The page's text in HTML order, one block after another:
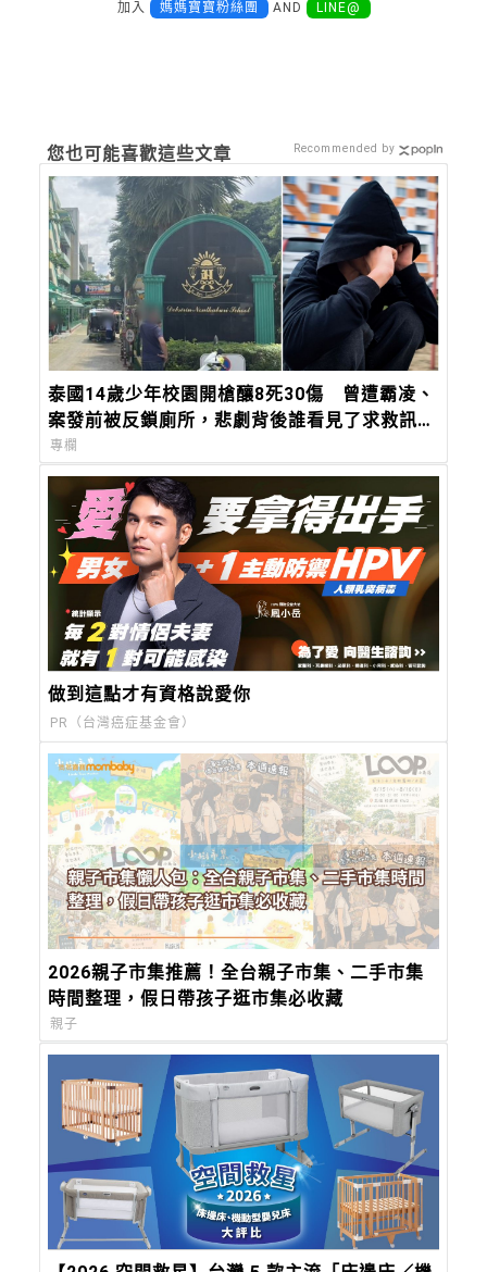
加入 媽媽寶寶粉絲團 AND LINE@
您也可能喜歡這些文章
泰國14歲少年校園開槍釀8死30傷 曾遭霸凌、
案發前被反鎖廁所，悲劇背後誰看見了求救訊
號？
專欄
做到這點才有資格說愛你
PR（台灣癌症基金會）
2026親子市集推薦！全台親子市集、二手市集
時間整理，假日帶孩子逛市集必收藏
親子
Recommended by